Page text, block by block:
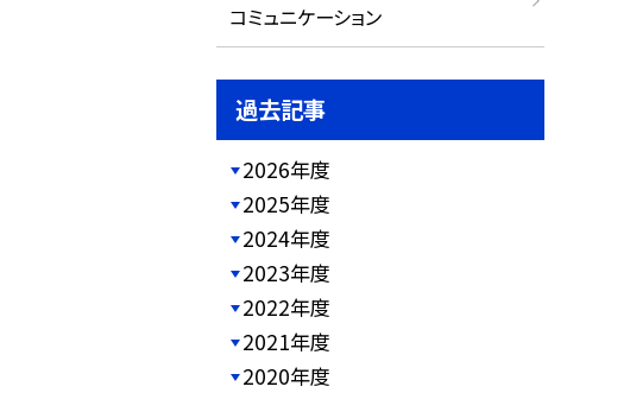
コミュニケーション
過去記事
2026年度
2025年度
2024年度
2023年度
2022年度
2021年度
2020年度